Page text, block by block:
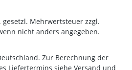
gesetzl. Mehrwertsteuer zzgl.
nicht anders angegeben.
Zur Berechnung der
Liefertermins siehe Versand und